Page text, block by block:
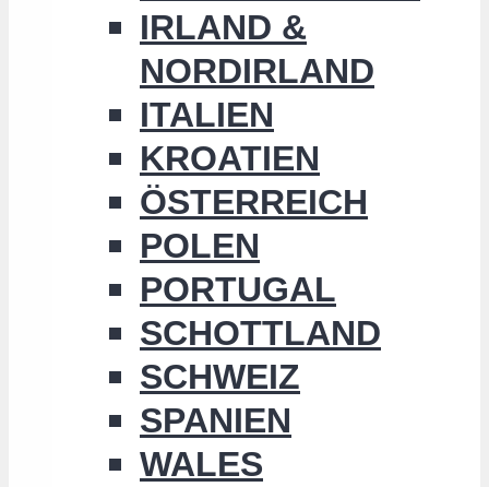
IRLAND &
NORDIRLAND
ITALIEN
KROATIEN
ÖSTERREICH
POLEN
PORTUGAL
SCHOTTLAND
SCHWEIZ
SPANIEN
WALES